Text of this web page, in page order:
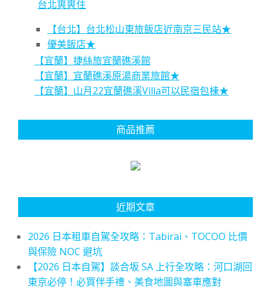
台北爽爽住
【台北】台北松山東旅飯店近南京三民站★
優美飯店★
【宜蘭】捷絲旅宜蘭礁溪館
【宜蘭】宜蘭礁溪原湯商業旅館★
【宜蘭】山月22宜蘭礁溪Villa可以民宿包棟★
商品推薦
近期文章
2026 日本租車自駕全攻略：Tabirai、TOCOO 比價
與保險 NOC 避坑
【2026 日本自駕】談合坂 SA 上行全攻略：河口湖回
東京必停！必買伴手禮、美食地圖與塞車應對